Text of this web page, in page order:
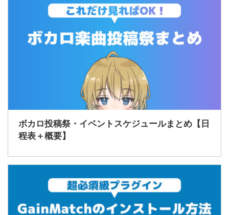
ボカロ投稿祭・イベントスケジュールまとめ【日
程表＋概要】